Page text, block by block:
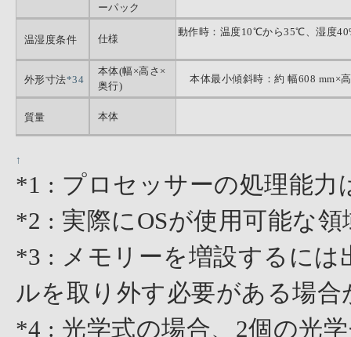
ーパック
温湿度条件 仕様
動作時：温度10℃から35℃、湿度
外形寸法*34
本体(幅×高さ×
奥行)
本体最小傾斜時：約 幅608 mm×
質量 本体
↑
*1 : プロセッサーの処理能力
*2 : 実際にOSが使用可能な
*3 : メモリーを増設するには
ルを取り外す必要がある場
*4 : 光学式の場合、2個の光